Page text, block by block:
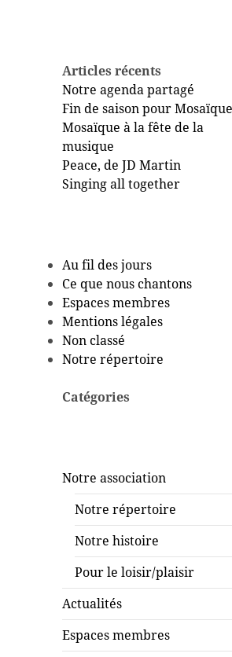
Articles récents
Notre agenda partagé
Fin de saison pour Mosaïque
Mosaïque à la fête de la
musique
Peace, de JD Martin
Singing all together
Au fil des jours
Ce que nous chantons
Espaces membres
Mentions légales
Non classé
Notre répertoire
Catégories
Notre association
Notre répertoire
Notre histoire
Pour le loisir/plaisir
Actualités
Espaces membres